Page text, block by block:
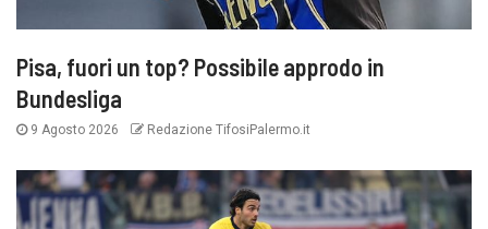
Pisa, fuori un top? Possibile approdo in
Bundesliga
9 Agosto 2026 Redazione TifosiPalermo.it